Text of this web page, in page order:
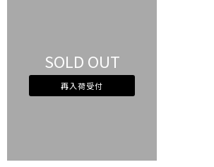
SOLD OUT
再入荷受付